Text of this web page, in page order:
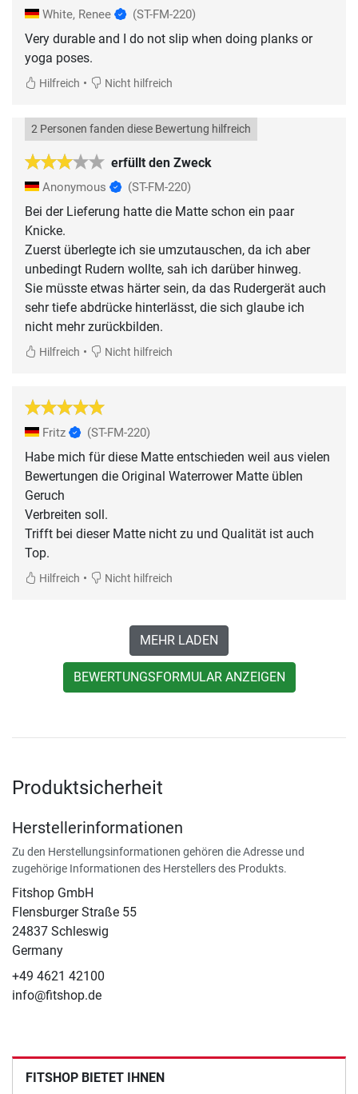
White, Renee (ST-FM-220)
Very durable and I do not slip when doing planks or
yoga poses.
Hilfreich • Nicht hilfreich
erfüllt den Zweck
2 Personen fanden diese Bewertung hilfreich
Anonymous (ST-FM-220)
Bei der Lieferung hatte die Matte schon ein paar
Knicke.
Zuerst überlegte ich sie umzutauschen, da ich aber
unbedingt Rudern wollte, sah ich darüber hinweg.
Sie müsste etwas härter sein, da das Rudergerät auch
sehr tiefe abdrücke hinterlässt, die sich glaube ich
nicht mehr zurückbilden.
Hilfreich • Nicht hilfreich
Fritz (ST-FM-220)
Habe mich für diese Matte entschieden weil aus vielen
Bewertungen die Original Waterrower Matte üblen
Geruch
Verbreiten soll.
Trifft bei dieser Matte nicht zu und Qualität ist auch
Top.
Hilfreich • Nicht hilfreich
MEHR LADEN
BEWERTUNGSFORMULAR ANZEIGEN
Produktsicherheit
Herstellerinformationen
Zu den Herstellungsinformationen gehören die Adresse und
zugehörige Informationen des Herstellers des Produkts.
Fitshop GmbH
Flensburger Straße 55
24837 Schleswig
Germany
+49 4621 42100
info@fitshop.de
FITSHOP BIETET IHNEN